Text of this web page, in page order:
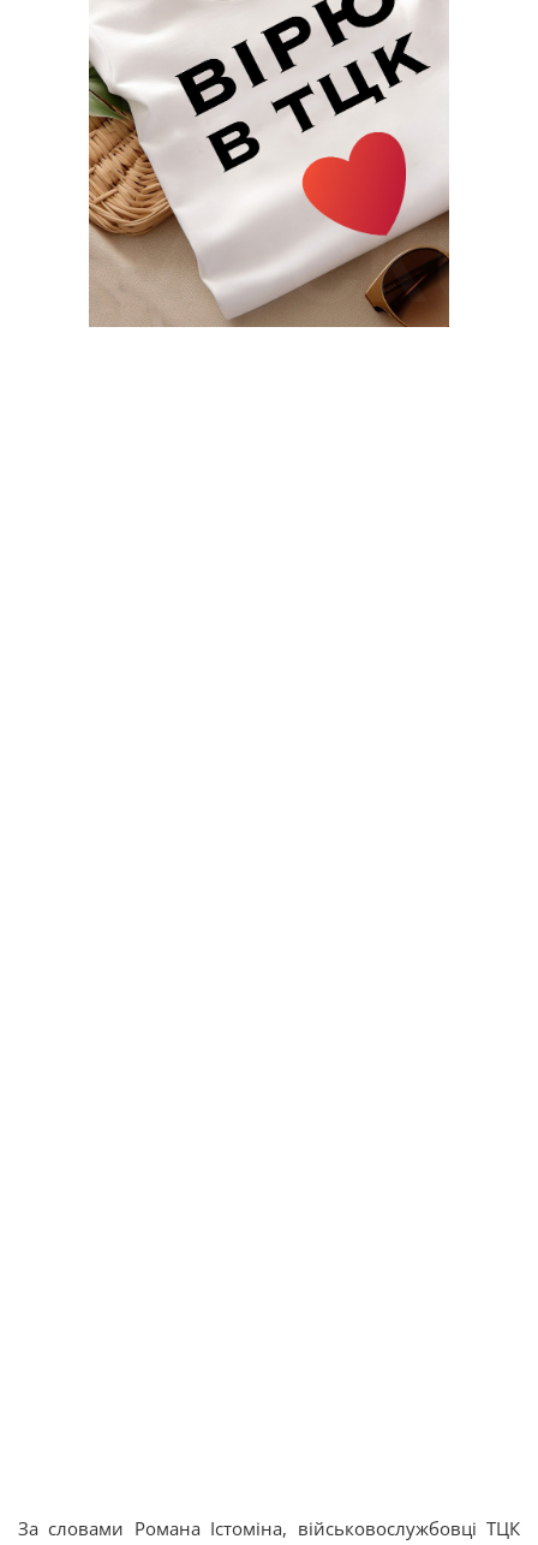
За словами Романа Істоміна, військовослужбовці ТЦК